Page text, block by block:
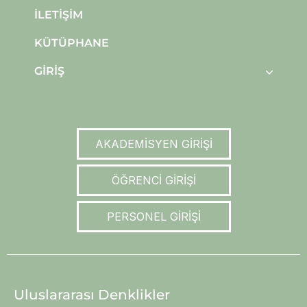
İLETIŞIM
KÜTÜPHANE
GIRIŞ
AKADEMİSYEN GİRİŞİ
ÖĞRENCİ GİRİŞİ
PERSONEL GİRİŞİ
Uluslararası Denklikler